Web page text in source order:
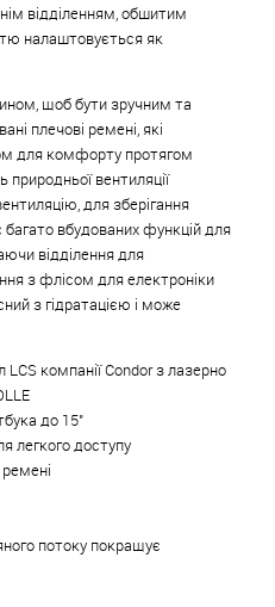
відділенням, обшитим
налаштовується як
щоб бути зручним та
плечові ремені, які
для комфорту протягом
вентиляції
для зберігання
вбудованих функцій для
відділення для
з флісом для електроніки
з гідратацією і може
компанії Condor з лазерно
до 15"
легкого доступу
потоку покращує